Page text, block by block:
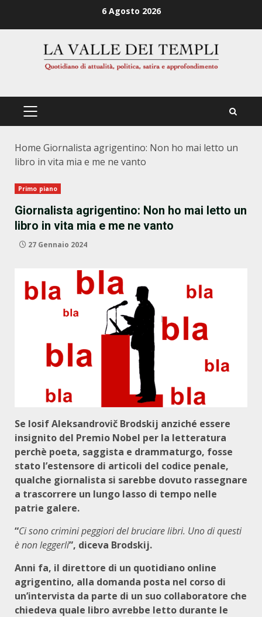
6 Agosto 2026
PRIMÄRES
Home Giornalista agrigentino: Non ho mai letto un
libro in vita mia e me ne vanto
Primo piano
Giornalista agrigentino: Non ho mai letto un
libro in vita mia e me ne vanto
27 Gennaio 2024
Se Iosif Aleksandrovič Brodskij anziché essere
insignito del Premio Nobel per la letteratura
perchè poeta, saggista e drammaturgo, fosse
stato l’estensore di articoli del codice penale,
qualche giornalista si sarebbe dovuto rassegnare
a trascorrere un lungo lasso di tempo nelle
patrie galere.
“Ci sono crimini peggiori del bruciare libri. Uno di questi
è non leggerli”, diceva Brodskij.
Anni fa, il direttore di un quotidiano online
agrigentino, alla domanda posta nel corso di
un’intervista da parte di un suo collaboratore che
chiedeva quale libro avrebbe letto durante le